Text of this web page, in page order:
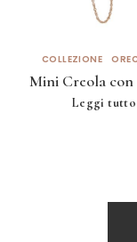
COLLEZIONE
Mini Creola con
Leggi tutto